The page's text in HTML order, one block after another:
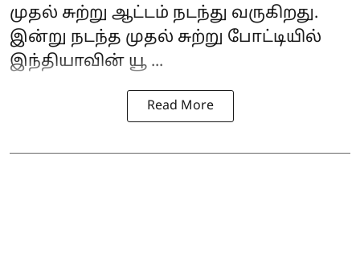
முதல் சுற்று ஆட்டம் நடந்து வருகிறது.
இன்று நடந்த முதல் சுற்று போட்டியில்
இந்தியாவின் யூ ...
Read More